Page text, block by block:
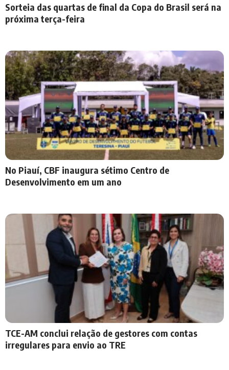
Sorteia das quartas de final da Copa do Brasil será na
próxima terça-feira
No Piauí, CBF inaugura sétimo Centro de
Desenvolvimento em um ano
TCE-AM conclui relação de gestores com contas
irregulares para envio ao TRE